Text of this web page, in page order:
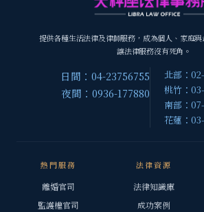
提供各種生活法律及律師服務，成為個人、家庭與
讓法律服務沒有死角。
日間：04-23756755
夜間：0936-177880
北部：
桃竹：
南部：
花蓮：
熱門服務
離婚官司
監護權官司
法律資源
法律知識庫
成功案例